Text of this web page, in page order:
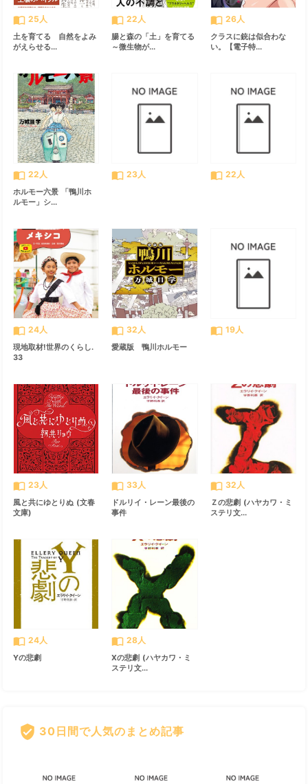
import_contacts 25人
土を育てる 自然をよみ
がえらせる...
import_contacts 22人
腸と森の「土」を育てる
～微生物が...
import_contacts 26人
クラスに銃は似合わな
い。【電子特...
import_contacts 22人
ホルモー六景 「鴨川ホ
ルモー」シ...
import_contacts 23人 import_contacts 22人
import_contacts 24人
現地取材!世界のくらし.
33
import_contacts 32人
愛蔵版 鴨川ホルモー
import_contacts 19人
import_contacts 23人
風と共にゆとりぬ (文春
文庫)
import_contacts 33人
ドルリイ・レーン最後の
事件
import_contacts 32人
Ｚの悲劇 (ハヤカワ・ミ
ステリ文...
import_contacts 24人
Yの悲劇
import_contacts 28人
Xの悲劇 (ハヤカワ・ミ
ステリ文...
verified_user 30日間で人気のまとめ記事